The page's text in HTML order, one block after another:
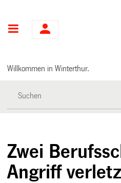
Hauptnavigation
Willkommen in Winterthur.
Zwei
Angriff